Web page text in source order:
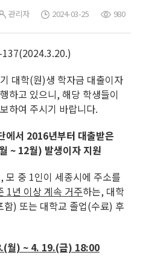
관리자 2024-03-25 980
137(2024.3.20.)
대학(원)생 학자금 대출이자
하고 있으니, 해당 학생들이
하여 주시기 바랍니다.
에서 2016년부터 대출받은
~ 12월) 발생이자 지원
모 중 1인이 세종시에 주소를
년 이상 계속 거주하는, 대학
) 또는 대학교 졸업(수료) 후
월) ~ 4. 19.(금) 18:00